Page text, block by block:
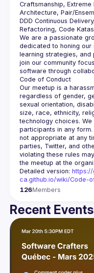
Craftsmanship,
Architecture, Pair/
DDD Continuous
We are a passionate
dedicated to honing our
learning strategies, and
join our community
Our meetup is a
regardless of gender,
sexual orientation,
size, race, ethnicity,
technology choices.
participants in any
not appropriate at any
parties, Twitter, and
violating these rules
Detailed version:
ca.github.io/wiki/Code-
126Members
Recent Events